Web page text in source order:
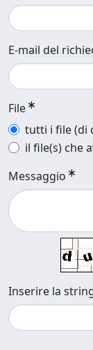
E-mail del
File
tutti i file (di
il file(s) che
Messaggio
Inserire la